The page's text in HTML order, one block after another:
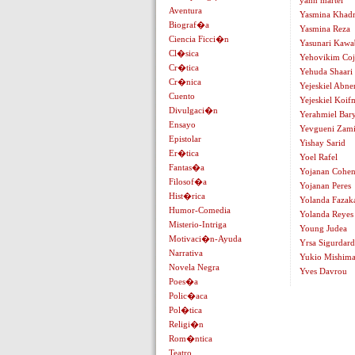
Yasmina
Yasmina Reza
Yasunari
Yehovikim
Yehuda Shaari
Yejeskiel
Yejeskiel
Yerahmiel
Yevgueni
Yishay Sarid
Yoel Rafel
Yojanan Cohen
Yojanan Peres
Yolanda
Yolanda Reyes
Young Judea
Yrsa
Yukio Mishima
Yves Davrou
Aventura
Biograf�a
Ciencia Ficci�n
Cl�sica
Cr�tica
Cr�nica
Cuento
Divulgaci�n
Ensayo
Epistolar
Er�tica
Fantas�a
Filosof�a
Hist�rica
Humor-Comedia
Misterio-Intriga
Motivaci�n-Ayuda
Narrativa
Novela Negra
Poes�a
Polic�aca
Pol�tica
Religi�n
Rom�ntica
Teatro